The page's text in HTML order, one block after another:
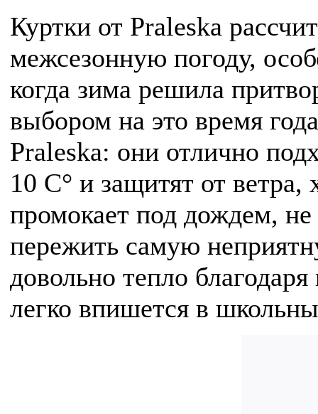
Куртки от Praleska
межсезонную погоду,
когда зима решила
выбором на это время
Praleska: они отлично
10 С° и защитят от ветра,
промокает под дождем,
пережить самую
довольно тепло
легко впишется в